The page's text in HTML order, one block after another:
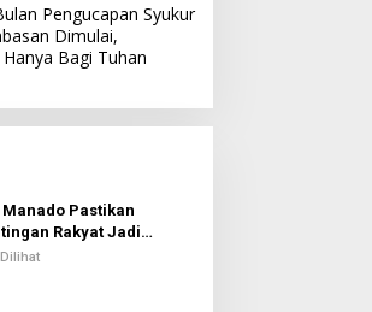
Pengucapan Syukur
Dimulai,
Bagi Tuhan
Manado Pastikan
Rakyat Jadi
Dalam Perjuangan